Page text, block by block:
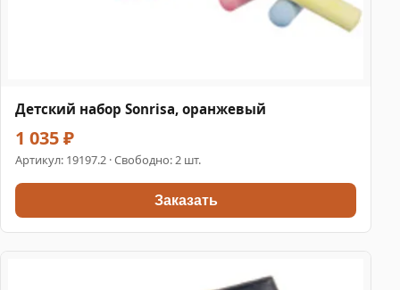
Детский набор Sonrisa, оранжевый
1 035 ₽
Артикул: 19197.2 · Свободно: 2 шт.
Заказать